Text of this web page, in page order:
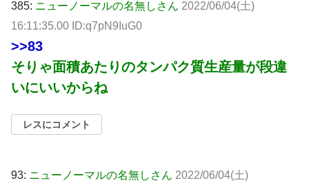
385: ニューノーマルの名無しさん 2022/06/04(土)
16:11:35.00 ID:q7pN9IuG0
>>83
そりゃ面積あたりのタンパク質生産量が段違
いにいいからね
レスにコメント
93: ニューノーマルの名無しさん 2022/06/04(土)